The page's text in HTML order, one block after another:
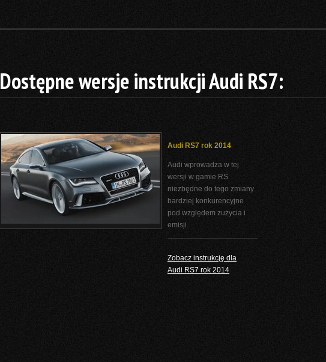
Dostępne wersje instrukcji Audi RS7:
Audi RS7 rok 2014
Audi wprowadza w tej
wersji w gamie RS
niezbędne do tego zmiany
bardziej konkurencyjne
pod względem zużycia i
emisji.
Zobacz instrukcję dla
Audi RS7 rok 2014